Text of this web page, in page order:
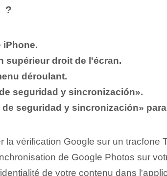
?
iPhone.
supérieur droit de l'écran.
déroulant.
seguridad y sincronización».
seguridad y sincronización»
vérification Google sur un tracfone
de Google Photos sur
de votre contenu dans